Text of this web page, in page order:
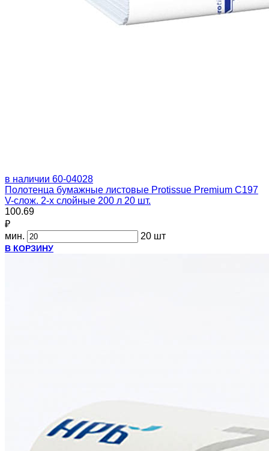
в наличии 60-04028
Полотенца бумажные листовые Protissue Premium C197
V-слож. 2-х слойные 200 л 20 шт.
100.69
₽
мин.
20 шт
В КОРЗИНУ